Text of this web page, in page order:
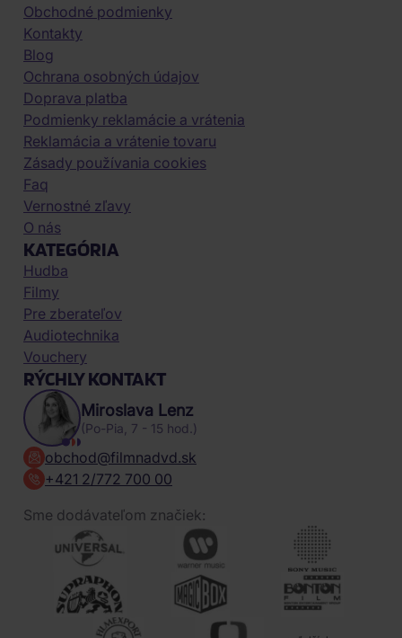
Obchodné podmienky
Kontakty
Blog
Ochrana osobných údajov
Doprava platba
Podmienky reklamácie a vrátenia
Reklamácia a vrátenie tovaru
Zásady používania cookies
Faq
Vernostné zľavy
O nás
KATEGÓRIA
Hudba
Filmy
Pre zberateľov
Audiotechnika
Vouchery
RÝCHLY KONTAKT
Miroslava Lenz
(Po-Pia, 7 - 15 hod.)
obchod@filmnadvd.sk
+421 2/772 700 00
Sme dodávateľom značiek: